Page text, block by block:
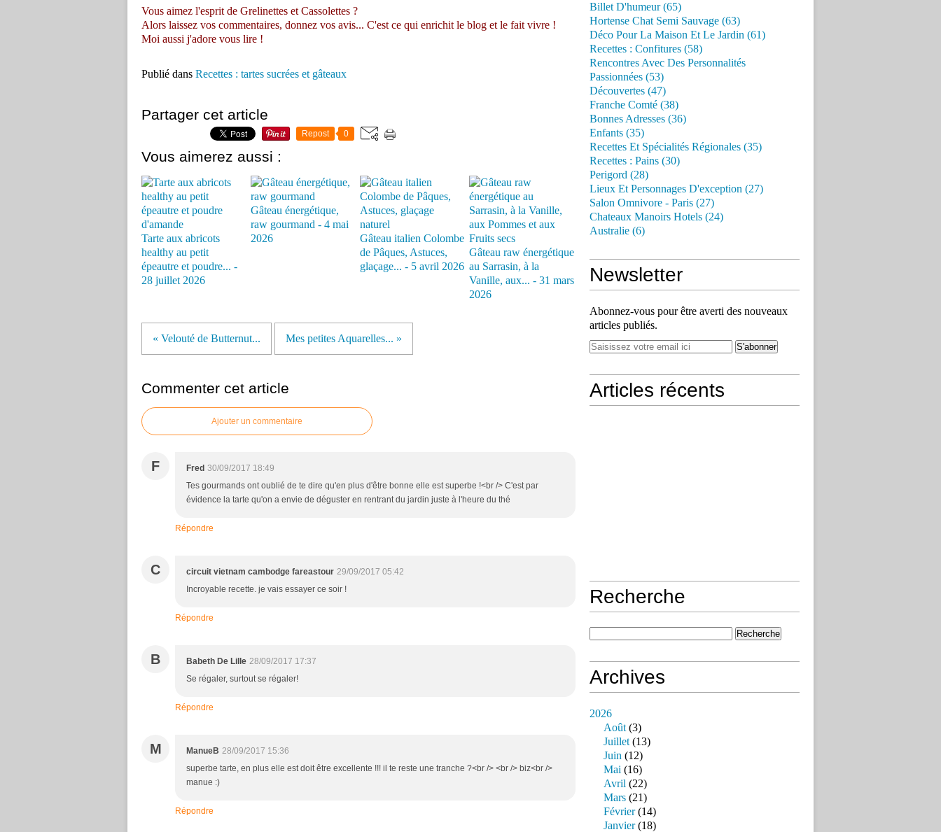
Vous aimez l'esprit de Grelinettes et Cassolettes ?
Alors laissez vos commentaires, donnez vos avis... C'est ce qui enrichit le blog et le fait vivre !
Moi aussi j'adore vous lire !
Publié dans Recettes : tartes sucrées et gâteaux
Partager cet article
Repost 0
Vous aimerez aussi :
Tarte aux abricots
healthy au petit
épeautre et poudre... -
28 juillet 2026
Gâteau énergétique,
raw gourmand - 4 mai
2026
Gâteau italien Colombe
de Pâques, Astuces,
glaçage... - 5 avril 2026
Gâteau raw énergétique
au Sarrasin, à la
Vanille, aux... - 31 mars
2026
« Velouté de Butternut... Mes petites Aquarelles... »
Commenter cet article
Ajouter un commentaire
F Fred 30/09/2017 18:49
Tes gourmands ont oublié de te dire qu'en plus d'être bonne elle est superbe !<br /> C'est par
évidence la tarte qu'on a envie de déguster en rentrant du jardin juste à l'heure du thé
Répondre
C circuit vietnam cambodge fareastour 29/09/2017 05:42
Incroyable recette. je vais essayer ce soir !
Répondre
B Babeth De Lille 28/09/2017 17:37
Se régaler, surtout se régaler!
Répondre
M ManueB 28/09/2017 15:36
superbe tarte, en plus elle est doit être excellente !!! il te reste une tranche ?<br /> <br /> biz<br />
manue :)
Répondre
Billet D'humeur (65)
Hortense Chat Semi Sauvage (63)
Déco Pour La Maison Et Le Jardin (61)
Recettes : Confitures (58)
Rencontres Avec Des Personnalités
Passionnées (53)
Découvertes (47)
Franche Comté (38)
Bonnes Adresses (36)
Enfants (35)
Recettes Et Spécialités Régionales (35)
Recettes : Pains (30)
Perigord (28)
Lieux Et Personnages D'exception (27)
Salon Omnivore - Paris (27)
Chateaux Manoirs Hotels (24)
Australie (6)
Newsletter
Abonnez-vous pour être averti des nouveaux
articles publiés.
Articles récents
Recherche
Archives
2026
Août(3)
Juillet(13)
Juin (12)
Mai (16)
Avril (22)
Mars (21)
Février(14)
Janvier(18)